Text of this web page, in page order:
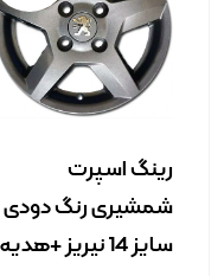
رینگ اسپرت
شمشیری رنگ دودی
سایز 14 نیریز +هدیه